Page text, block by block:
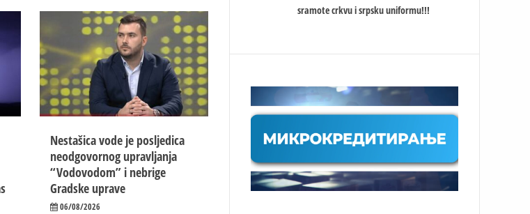
Nestašica vode je posljedica
neodgovornog upravljanja
“Vodovodom” i nebrige
Gradske uprave
06/08/2026
sramote crkvu i srpsku uniformu!!!